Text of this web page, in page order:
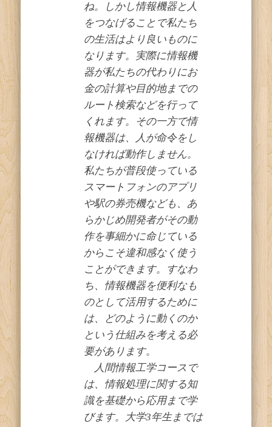
ね。しかし情報機器と人
をつなげることで私たち
の生活はより良いものに
なります。実際に情報機
器が私たちの代わりにお
金の計算や目的地までの
ルート検索などを行って
くれます。その一方で情
報機器は、人が命令をし
なければ動作しません。
私たちが普段使っている
スマートフォンのアプリ
や駅の券売機なども、あ
らかじめ開発者がその動
作を事細かに命じている
からこそ違和感なく使う
ことができます。すなわ
ち、情報機器を便利なも
のとして活用するために
は、どのように動くのか
という仕組みを考える必
要があります。
人間情報工学コースで
は、情報処理に関する知
識を基礎から応用まで学
びます。大学3年生までは